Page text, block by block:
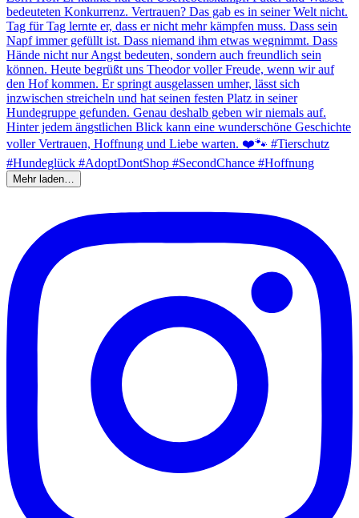
Mehr laden…